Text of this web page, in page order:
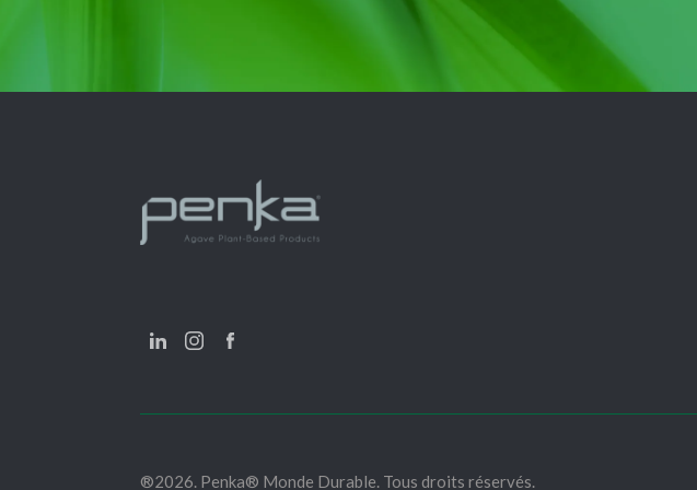
®2026. Penka® Monde Durable. Tous droits réservés.